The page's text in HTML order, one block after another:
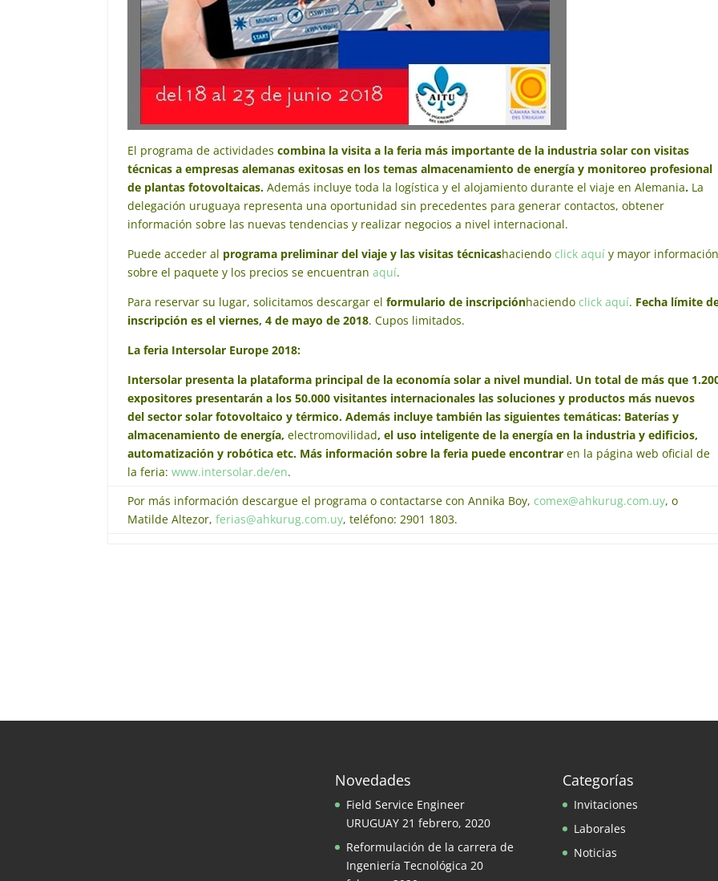
El programa de actividades combina la visita a la feria más importante de la industria solar con visitas
técnicas a empresas alemanas exitosas en los temas almacenamiento de energía y monitoreo profesional
de plantas fotovoltaicas.Además incluye toda la logística y el alojamiento durante el viaje en Alemania. La
delegación uruguaya representa una oportunidad sin precedentes para generar contactos, obtener
información sobre las nuevas tendencias y realizar negocios a nivel internacional.
Puede acceder al programa preliminar del viaje y las visitas técnicashaciendo click aquí y mayor información
sobre el paquete y los precios se encuentranaquí.
Para reservar su lugar, solicitamos descargar elformulario de inscripciónhaciendo click aquí. Fecha límite
inscripción es el viernes, 4 de mayo de 2018. Cupos limitados.
La feria Intersolar Europe 2018:
Intersolar presenta la plataforma principal de la economía solar a nivel mundial. Un total de más que
expositores presentarán a los 50.000 visitantes internacionales las soluciones y productos más nuevos
delsector solar fotovoltaico y térmico. Además incluye también las siguientes temáticas: Baterías y
almacenamiento de energía,electromovilidad, el uso inteligente de la energía en la industria y edificios,
automatización y robótica etc. Más información sobre la feria puede encontraren la página web oficial de
la feria:www.intersolar.de/en.
Por más información descargue el programa o contactarse con Annika Boy, comex@ahkurug.com.uy, o
Matilde Altezor,ferias@ahkurug.com.uy, teléfono: 2901 1803.
Novedades
Field Service Engineer
URUGUAY 21 febrero, 2020
Reformulación de la carrera de
Ingeniería Tecnológica 20
Categorías
Invitaciones
Laborales
Noticias